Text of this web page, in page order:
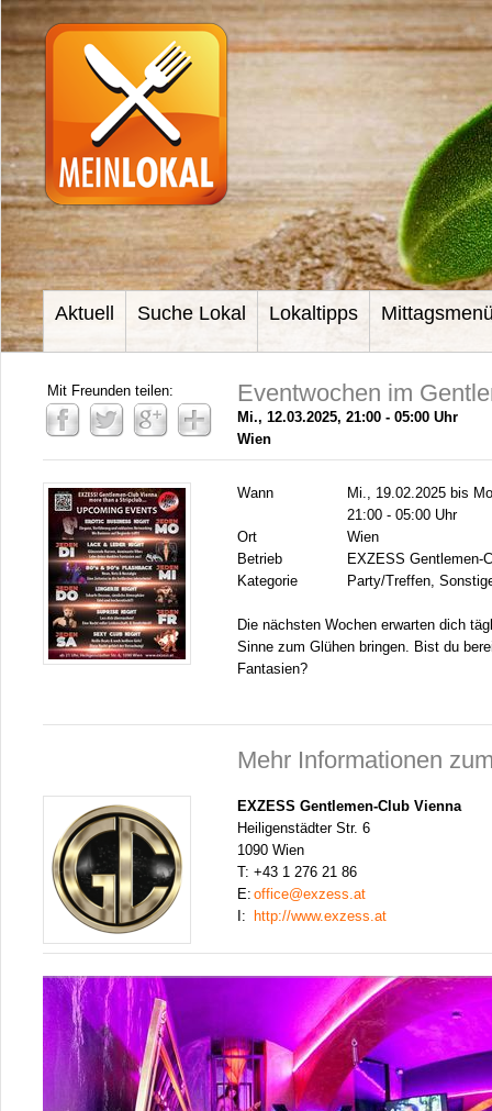
Aktuell Suche Lokal Lokaltipps
Mit Freunden teilen: Eventwochen im
Mi., 12.03.2025, 21:00 - 05:00 Uhr
Wien
Wann
Mi., 19.02.2025 bis
21:00 - 05:00 Uhr
Ort
Wien
Betrieb
EXZESS Gentlemen-
Kategorie
Party/Treffen,
Die nächsten Wochen erwarten dich
Sinne zum Glühen bringen. Bist du
Fantasien?
Mehr Informationen
EXZESS Gentlemen-Club Vienna
Heiligenstädter Str. 6
1090 Wien
T: +43 1 276 21 86
E: office@exzess.at
I:
http://www.exzess.at